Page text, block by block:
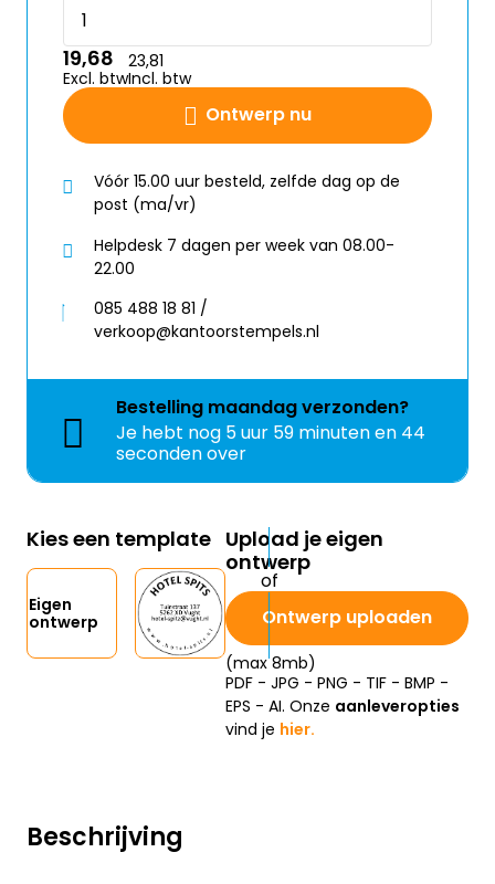
Beschrijving
Ontwerp nu
19,68
Excl. btw
23,81
Incl. btw
Vóór 15.00 uur besteld, zelfde dag op de
post (ma/vr)
Helpdesk 7 dagen per week van 08.00-
22.00
085 488 18 81 /
verkoop@kantoorstempels.nl
Bestelling maandagverzonden?
Je hebt nog 5 uur 59 minuten en 44
seconden over
Kies een template
Eigen
ontwerp
Upload je eigen
ontwerp
Ontwerp uploaden
(max 8mb)
PDF - JPG - PNG - TIF - BMP -
EPS - AI. Onze aanleveropties
vind je hier.